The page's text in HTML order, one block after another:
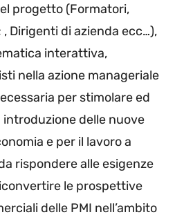
progetto (Formatori,
, Dirigenti di azienda ecc…),
interattiva,
nella azione manageriale
per stimolare ed
delle nuove
e per il lavoro a
rispondere alle esigenze
le prospettive
delle PMI nell’ambito